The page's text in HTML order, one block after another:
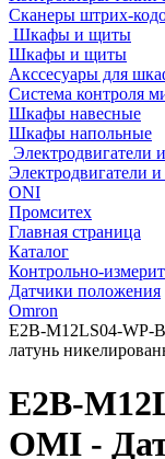
Сканеры штрих-
Шкафы и щиты
Шкафы и щиты
Акссесуары для
Система контроля
Шкафы навесные
Шкафы напольные
Электродвигатели
Электродвигатели
ONI
Промситех
Главная страница
Каталог
Контрольно-
Датчики положения
Omron
E2B-M12LS04-WP-
латунь
E2B-
OMI -